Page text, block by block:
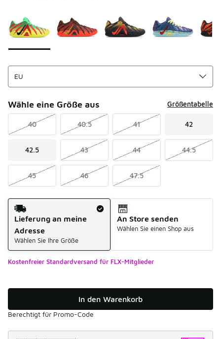
Wähle eine Größe aus Größentabelle
40 40.5 41 42
42.5 43 44 44.5
45 46 47.5
Versandart
Lieferung an meine
Adresse
Wählen Sie Ihre Größe
An Store senden
Wählen Sie einen Shop aus
Kostenfreier Standardversand für FLX-Mitglieder
In den Warenkorb
Berechtigt für Promo-Code